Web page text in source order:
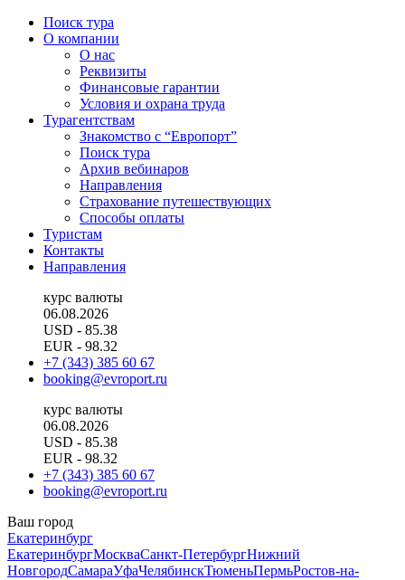
Поиск тура
О компании
О нас
Реквизиты
Финансовые гарантии
Условия и охрана труда
Турагентствам
Знакомство с “Европорт”
Поиск тура
Архив вебинаров
Направления
Страхование путешествующих
Способы оплаты
Туристам
Контакты
Направления
курс валюты
06.08.2026
USD - 85.38
EUR - 98.32
+7 (343) 385 60 67
booking@evroport.ru
курс валюты
06.08.2026
USD - 85.38
EUR - 98.32
+7 (343) 385 60 67
booking@evroport.ru
Ваш город
Екатеринбург
ЕкатеринбургМоскваСанкт-ПетербургНижний
НовгородСамараУфаЧелябинскТюменьПермьРостов-на-